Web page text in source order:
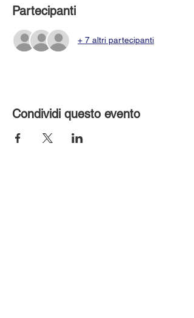
Partecipanti
+ 7 altri partecipanti
Condividi questo evento